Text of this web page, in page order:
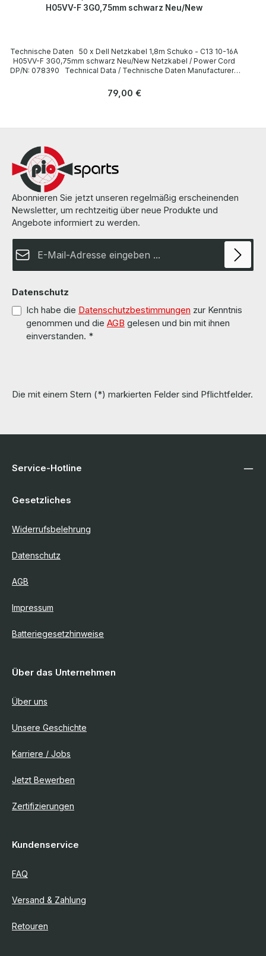
H05VV-F 3G0,75mm schwarz Neu/New
Technische Daten 50 x Dell Netzkabel 1,8m Schuko - C13 10-16A
H05VV-F 3G0,75mm schwarz Neu/New Netzkabel / Power Cord
DP/N: 078390 Technical Data / Technische Daten Manufacturer /
Color / Buchsenfarbe black / schwarz More information and details
Informationen und Details finden Sie auf den Seiten des
Regulärer Preis:
79,00 €
Abonnieren Sie jetzt unseren regelmäßig erscheinenden
Newsletter, um rechtzeitig über neue Produkte und
Angebote informiert zu werden.
Datenschutz
Ich habe die Datenschutzbestimmungen zur Kenntnis
genommen und die AGB gelesen und bin mit ihnen
einverstanden. *
Die mit einem Stern (*) markierten Felder sind Pflichtfelder.
Service-Hotline
Gesetzliches
Widerrufsbelehrung
Datenschutz
AGB
Impressum
Batteriegesetzhinweise
Über das Unternehmen
Über uns
Unsere Geschichte
Karriere / Jobs
Jetzt Bewerben
Zertifizierungen
Kundenservice
FAQ
Versand & Zahlung
Retouren